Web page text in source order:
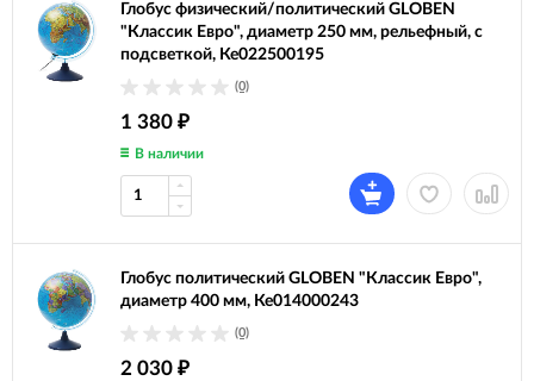
Глобус физический/политический GLOBEN
"Классик Евро", диаметр 250 мм, рельефный, с
подсветкой, Ке022500195
(0)
1 380 ₽
В наличии
Глобус политический GLOBEN "Классик Евро",
диаметр 400 мм, Ке014000243
(0)
2 030 ₽